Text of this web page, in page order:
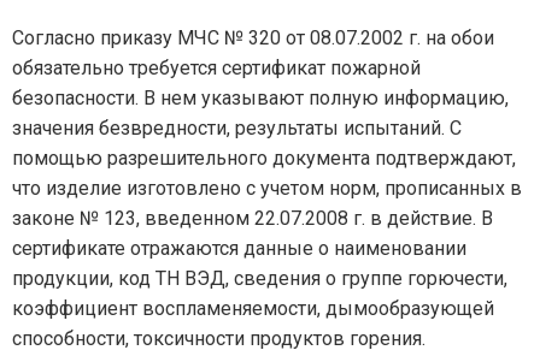
Согласно приказу МЧС № 320 от 08.07.2002 г. на обои
обязательно требуется сертификат пожарной
безопасности. В нем указывают полную информацию,
значения безвредности, результаты испытаний. С
помощью разрешительного документа подтверждают,
что изделие изготовлено с учетом норм, прописанных в
законе № 123, введенном 22.07.2008 г. в действие. В
сертификате отражаются данные о наименовании
продукции, код ТН ВЭД, сведения о группе горючести,
коэффициент воспламеняемости, дымообразующей
способности, токсичности продуктов горения.